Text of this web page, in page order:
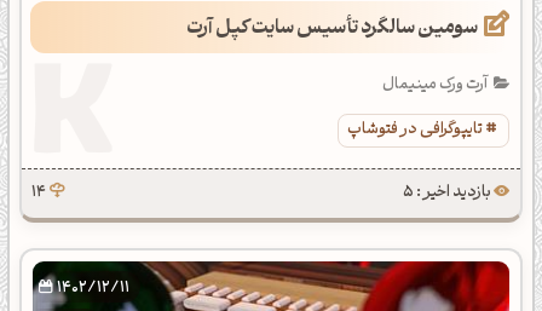
سومین سالگرد تأسیس سایت کپل آرت
آرت ورک مینیمال
تایپوگرافی در فتوشاپ
بازدید اخیر : 5 14
1402/12/11